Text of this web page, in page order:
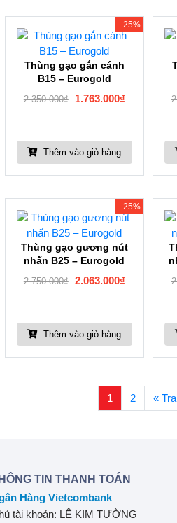
- 25%
Thùng gạo gắn cánh
B15 – Eurogold
2.350.000₫ 1.763.000₫
Thêm vào giỏ hàng
- 25%
Thùng gạo gương nút
nhấn B25 – Eurogold
2.750.000₫ 2.063.000₫
Thêm vào giỏ hàng
1 2 «
TIN THANH TOÁN
Hàng Vietcombank
tài khoản: LÊ KIM TƯỜNG